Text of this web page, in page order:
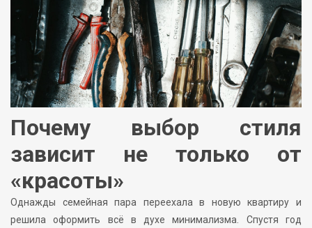
Почему выбор стиля
зависит не только от
«красоты»
Однажды семейная пара переехала в новую квартиру и
решила оформить всё в духе минимализма. Спустя год